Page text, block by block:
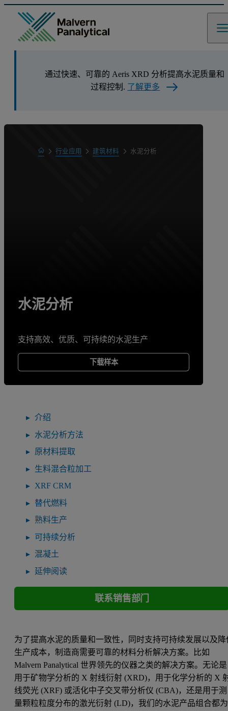
通过快速、可靠的 Aeris XRD 分析提高水泥质量和
过程控制.
了解更多
Home行业应用 建筑材料 水泥分析
水泥分析
支持高效、优质、可持续的水泥生产
下载样本
介绍
水泥分析方法
原材料提取
生料混合粒加工
XRF CRM
替代燃料
熟料生产
可持续分析
混凝土
延伸阅读
联系销售部门
为了提高水泥的质量和一致性，同时支持可持续发展以及降
生产成本，制造商需要可靠的材料分析解决方案。比如
Malvern Panalytical 世界领先的仪器之类的解决方案。无论是
用于矿物学分析的 X 射线衍射 (XRD)，用于化学分析的 X
线荧光 (XRF) 或活化中子交叉带分析仪 (CBA)，还是用于测
量颗粒粒度分布的激光衍射 (LD)，我们的水泥产品组合都为